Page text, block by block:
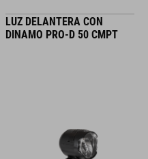
LUZ DELANTERA CON
DINAMO PRO-D 50 CMPT